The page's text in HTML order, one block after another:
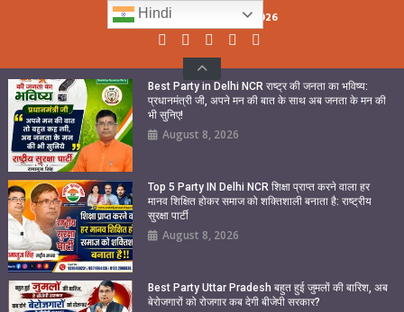
Saturday, August 08, 2026
Best Party in Delhi NCR राष्ट्र की जनता का भविष्य:
प्रधानमंत्री जी, अपने मन की बात के साथ अब जनता के मन की
भी सुनिए!
August 8, 2026
Top 5 Party IN Delhi NCR शिक्षा प्राप्त करने वाला हर
मानव शिक्षित होकर समाज को शक्तिशाली बनाता है: राष्ट्रीय
सुरक्षा पार्टी
August 8, 2026
Best Party Uttar Pradesh बहुत हुई जुमलों की बारिश, अब
बेरोजगारों को रोजगार कब देगी बीजेपी सरकार?
Hindi